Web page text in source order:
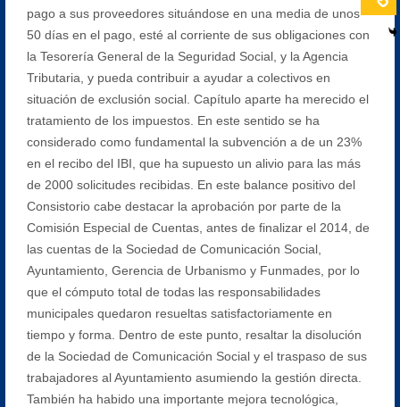
pago a sus proveedores situándose en una media de unos
50 días en el pago, esté al corriente de sus obligaciones con
la Tesorería General de la Seguridad Social, y la Agencia
Tributaria, y pueda contribuir a ayudar a colectivos en
situación de exclusión social. Capítulo aparte ha merecido el
tratamiento de los impuestos. En este sentido se ha
considerado como fundamental la subvención a de un 23%
en el recibo del IBI, que ha supuesto un alivio para las más
de 2000 solicitudes recibidas. En este balance positivo del
Consistorio cabe destacar la aprobación por parte de la
Comisión Especial de Cuentas, antes de finalizar el 2014, de
las cuentas de la Sociedad de Comunicación Social,
Ayuntamiento, Gerencia de Urbanismo y Funmades, por lo
que el cómputo total de todas las responsabilidades
municipales quedaron resueltas satisfactoriamente en
tiempo y forma. Dentro de este punto, resaltar la disolución
de la Sociedad de Comunicación Social y el traspaso de sus
trabajadores al Ayuntamiento asumiendo la gestión directa.
También ha habido una importante mejora tecnológica,